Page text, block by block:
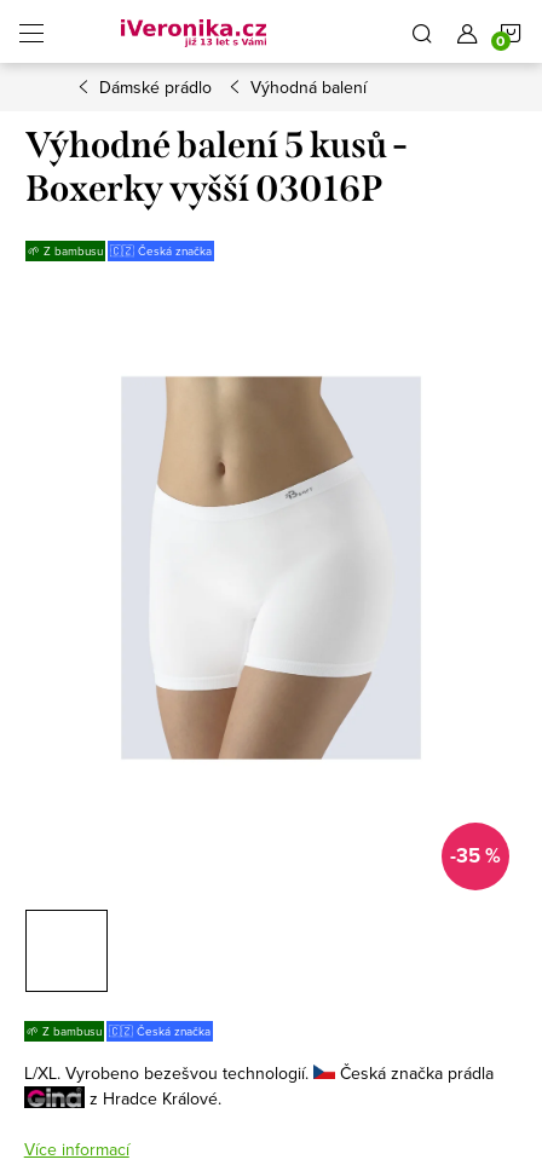
obsah
Dámské prádlo Výhodná balení
Výhodné balení 5 kusů -
Boxerky vyšší 03016P
🌱 Z bambusu 🇨🇿 Česká značka
-35 %
🌱 Z bambusu 🇨🇿 Česká značka
L/XL. Vyrobeno bezešvou technologií.
Česká značka prádla
z Hradce Králové.
Více informací